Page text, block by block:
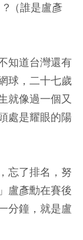
?（誰是盧彥
知道台灣還有
球，二十七歲
就像過一個又
處是耀眼的陽
忘了排名，努
盧彥勳在賽後
分鐘，就是盧